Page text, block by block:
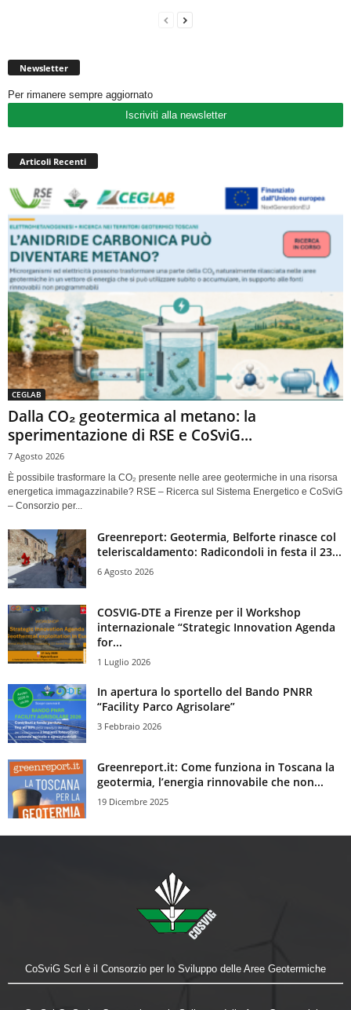
Newsletter
Per rimanere sempre aggiornato
Iscriviti alla newsletter
Articoli Recenti
CEGLAB
Dalla CO₂ geotermica al metano: la
sperimentazione di RSE e CoSviG...
7 Agosto 2026
È possibile trasformare la CO₂ presente nelle aree geotermiche in una risorsa
energetica immagazzinabile? RSE – Ricerca sul Sistema Energetico e CoSviG
– Consorzio per...
Greenreport: Geotermia, Belforte rinasce col
teleriscaldamento: Radicondoli in festa il 23...
6 Agosto 2026
COSVIG-DTE a Firenze per il Workshop
internazionale “Strategic Innovation Agenda
for...
1 Luglio 2026
In apertura lo sportello del Bando PNRR
“Facility Parco Agrisolare”
3 Febbraio 2026
Greenreport.it: Come funziona in Toscana la
geotermia, l’energia rinnovabile che non...
19 Dicembre 2025
CoSviG Scrl è il Consorzio per lo Sviluppo delle Aree Geotermiche